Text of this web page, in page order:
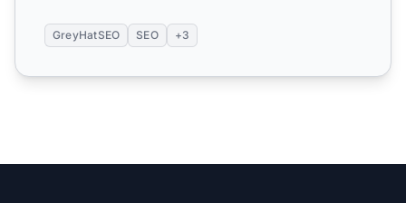
GreyHatSEO SEO +3